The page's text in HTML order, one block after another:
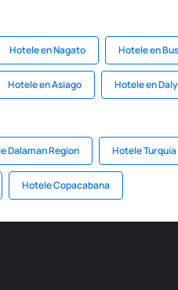
Hotele en Nagato Hotele en
Hotele en Asiago Hotele en
Dalaman Region Hotele Turquía
Hotele Copacabana